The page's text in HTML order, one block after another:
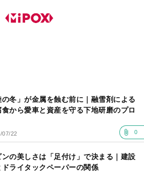
の冬」が金属を蝕む前に｜融雪剤による
から愛車と資産を守る下地研磨のプロ
07/22 0
ンの美しさは「足付け」で決まる｜建設
ドライタックペーパーの関係